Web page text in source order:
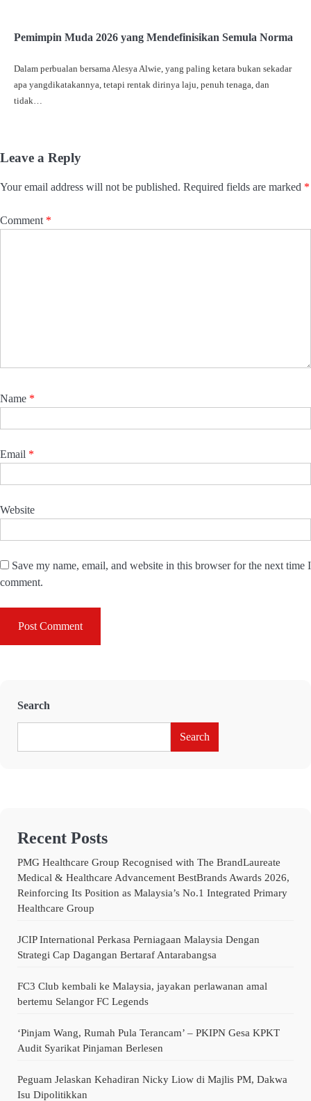
Pemimpin Muda 2026 yang Mendefinisikan Semula Norma
Dalam perbualan bersama Alesya Alwie, yang paling ketara bukan sekadar
apa yangdikatakannya, tetapi rentak dirinya laju, penuh tenaga, dan
tidak…
Leave a Reply
Your email address will not be published. Required fields are marked *
Comment *
Name *
Email *
Website
Save my name, email, and website in this browser for the next time I
comment.
Search
Search
Recent Posts
PMG Healthcare Group Recognised with The BrandLaureate
Medical & Healthcare Advancement BestBrands Awards 2026,
Reinforcing Its Position as Malaysia’s No.1 Integrated Primary
Healthcare Group
JCIP International Perkasa Perniagaan Malaysia Dengan
Strategi Cap Dagangan Bertaraf Antarabangsa
FC3 Club kembali ke Malaysia, jayakan perlawanan amal
bertemu Selangor FC Legends
‘Pinjam Wang, Rumah Pula Terancam’ – PKIPN Gesa KPKT
Audit Syarikat Pinjaman Berlesen
Peguam Jelaskan Kehadiran Nicky Liow di Majlis PM, Dakwa
Isu Dipolitikkan